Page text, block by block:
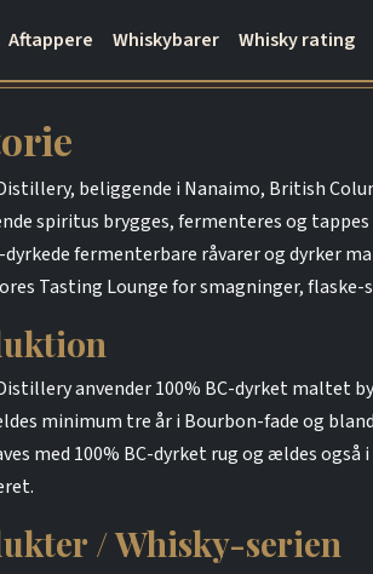
Aftappere Whiskybarer Whisky rating
beliggende i Nanaimo, British
spiritus brygges, fermenteres og
dyrkede fermenterbare råvarer og dyrker
Tasting Lounge for smagninger,
anvender 100% BC-dyrket maltet
minimum tre år i Bourbon-fade og
med 100% BC-dyrket rug og ældes
/ Whisky-serien